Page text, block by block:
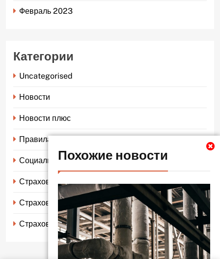
Похожие новости
Февраль 2023
Категории
Uncategorised
Новости
Новости плюс
Правила страхования
Социальное страхование
Страхование автомобиля
Страхование жизни
Страхование имущества